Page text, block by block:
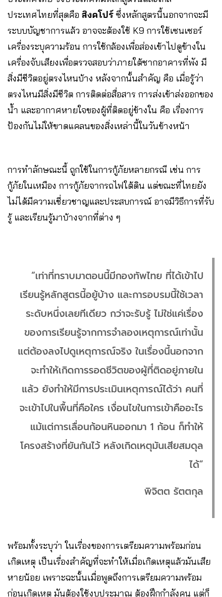
ประเทศไทยที่สุดคือ สิงคโปร์ ซึ่งหลักสูตรนี้นอกจากจะมี
ระบบบัญชาการแล้ว อาจจะต้องใช้ K9 การใช้เซนเซอร์
เครื่องระบุความร้อน การใช้กล้องเพื่อส่องเข้าไปดูข้างใน
เครื่องจับเสียงเพื่อตรวจสอบว่าภายใต้ซากอาคารที่พัง มี
สิ่งมีชีวิตอยู่ตรงไหนบ้าง หลังจากนั้นสำคัญ คือ เมื่อรู้ว่า
ตรงไหนมีสิ่งมีชีวิต การติดต่อสื่อสาร การส่งเข้าส่งออกของ
น้ำ และอากาศหายใจของผู้ที่ติดอยู่ข้างใน คือ เรื่องการ
ป้องกันไม่ให้ขาดแคลนของสิ่งเหล่านี้ในวันข้างหน้า
การทำลักษณะนี้ ถูกใช้ในการกู้ภัยหลายกรณี เช่น การ
กู้ภัยในเหมือง การกู้ภัยจากรถไฟใต้ดิน แต่ขณะที่ไทยยัง
ไม่ได้มีความเชี่ยวชาญและประสบการณ์ อาจมีวิธีการที่รับ
รู้ และเรียนรู้มาบ้างจากที่ต่าง ๆ
“เท่าที่ทราบมาตอนนี้มีกองทัพไทย ที่ได้เข้าไป
เรียนรู้หลักสูตรนี้อยู้บ้าง และการอบรมนี้ใช้เวลา
ระดับหนึ่งเลยทีเดียว กว่าจะรับรู้ ไม่ใช่แค่เรื่อง
ของการเรียนรู้จากการจำลองเหตุการณ์เท่านั้น
แต่ต้องลงไปดูเหตุการณ์จริง ในเรื่องนี้นอกจาก
จะทำให้เกิดการรอดชีวิตของผู้ที่ติดอยู่ภายใน
แล้ว ยังทำให้มีการประเมินเหตุการณ์ได้ว่า คนที่
จะเข้าไปในพื้นที่คือใคร เงื่อนไขในการเข้าคืออะไร
แม้แต่การเลื่อนก้อนหินออกมา 1 ก้อน ก็ทำให้
โครงสร้างที่ยันกันไว้ หลังเกิดเหตุมันเสียสมดุล
ได้”
พิจิตต รัตตกุล
พร้อมทั้งระบุว่า ในเรื่องของการเตรียมความพร้อมก่อน
เกิดเหตุ เป็นเรื่องสำคัญที่จะทำให้เมื่อเกิดเหตุแล้วมันเสีย
หายน้อย เพราะฉะนั้นเมื่อพูดถึงการเตรียมความพร้อม
ก่อนเกิดเหตุ มันต้องใช้งบประมาณ ต้องฝึกกำลังคน แต่ก็